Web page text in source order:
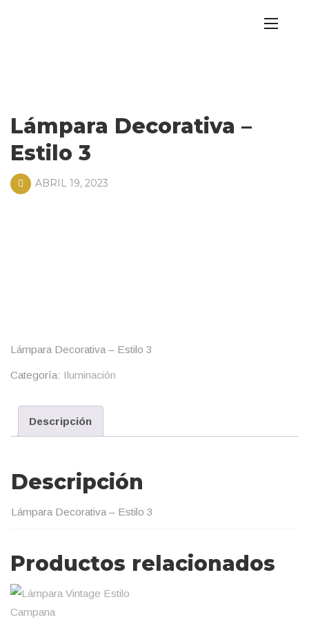
Lámpara Decorativa –
Estilo 3
ABRIL 19, 2023
Lámpara Decorativa – Estilo 3
Categoría: Iluminación
Descripción
Descripción
Lámpara Decorativa – Estilo 3
Productos relacionados